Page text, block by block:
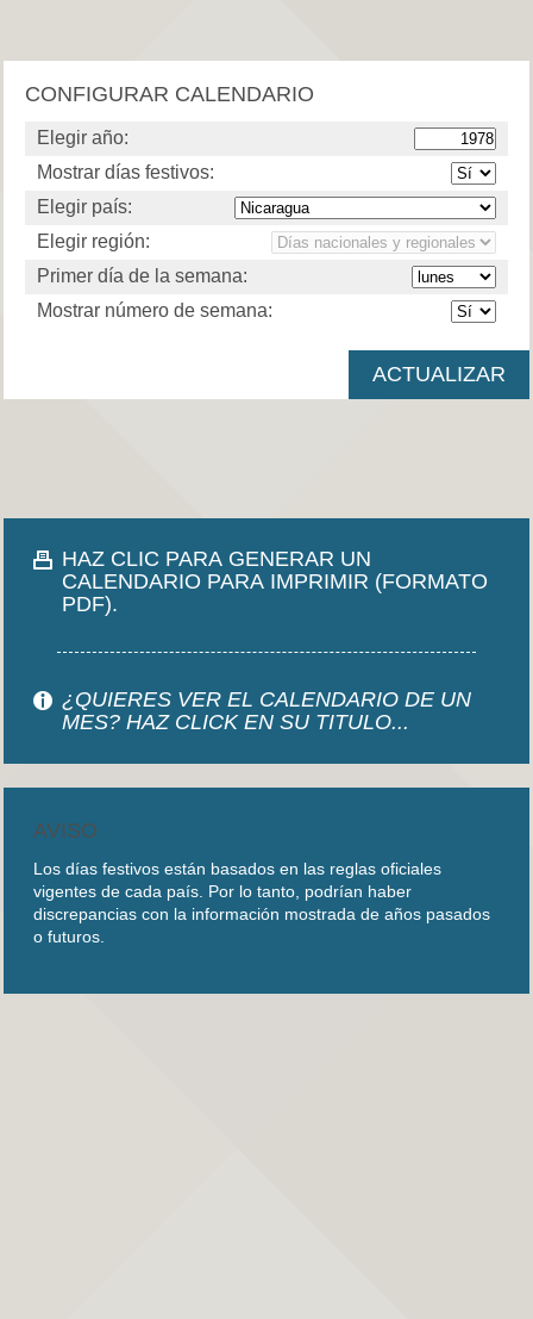
CONFIGURAR CALENDARIO
Elegir año:
Mostrar días festivos:
Elegir país:
Elegir región:
Primer día de la semana:
Mostrar número de semana:
HAZ CLIC PARA GENERAR UN
CALENDARIO PARA IMPRIMIR (FORMATO
PDF).
¿QUIERES VER EL CALENDARIO DE UN
MES? HAZ CLICK EN SU TITULO...
AVISO
Los días festivos están basados en las reglas oficiales
vigentes de cada país. Por lo tanto, podrían haber
discrepancias con la información mostrada de años pasados
o futuros.